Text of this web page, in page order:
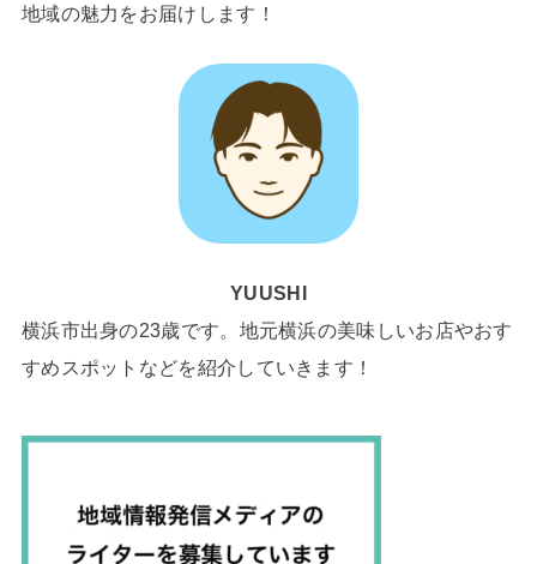
地域の魅力をお届けします！
YUUSHI
横浜市出身の23歳です。地元横浜の美味しいお店やおす
すめスポットなどを紹介していきます！